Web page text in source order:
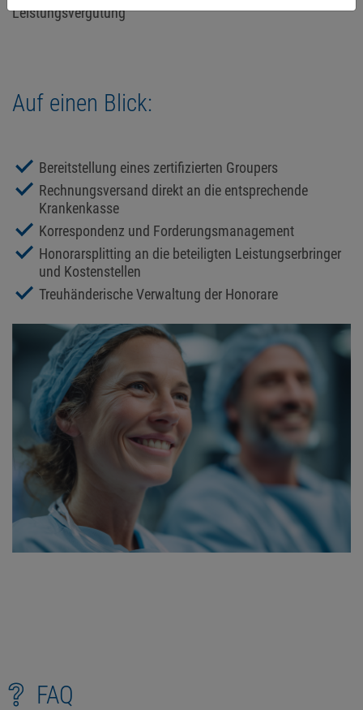
Leistungsvergütung
Auf einen Blick:
Bereitstellung eines zertifizierten Groupers
Rechnungsversand direkt an die entsprechende
Krankenkasse
Korrespondenz und Forderungsmanagement
Honorarsplitting an die beteiligten Leistungserbringer
und Kostenstellen
Treuhänderische Verwaltung der Honorare
FAQ